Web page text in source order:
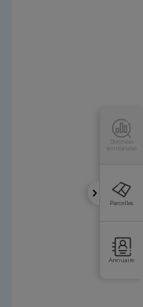
Données
territoriales
Parcelles
Annuaire